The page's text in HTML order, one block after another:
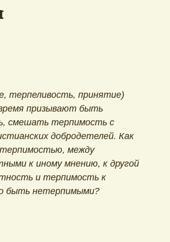
терпеливость, принятие)
призывают быть
смешать терпимость с
добродетелей. Как
терпимостью, между
к иному мнению, к другой
и терпимость к
быть нетерпимыми?